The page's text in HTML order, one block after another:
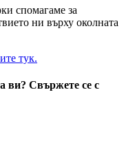
спомагаме за
ни върху околната
тук.
ви? Свържете се с